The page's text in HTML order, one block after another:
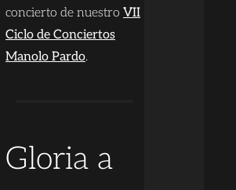
concierto de nuestro VII
Ciclo de Conciertos
Manolo Pardo.
Gloria a